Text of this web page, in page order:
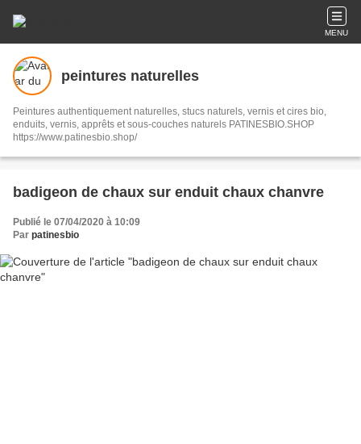
MENU
peintures naturelles
Peintures authentiquement naturelles, stucs naturels, vernis et cires bio,
enduits, vernis, apprêts et sous-couches naturels PATINESBIO.SHOP
https://www.patinesbio.shop/
badigeon de chaux sur enduit chaux chanvre
Publié le 07/04/2020 à 10:09
Par patinesbio